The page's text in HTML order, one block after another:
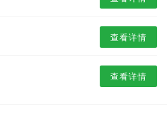
查看详情
查看详情